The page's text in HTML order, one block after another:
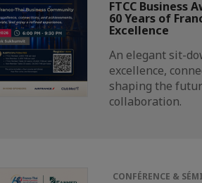
FTCC Business
60 Years of
Excellence
An elegant sit-
excellence,
shaping the
collaboration.
CONFÉRENCE &